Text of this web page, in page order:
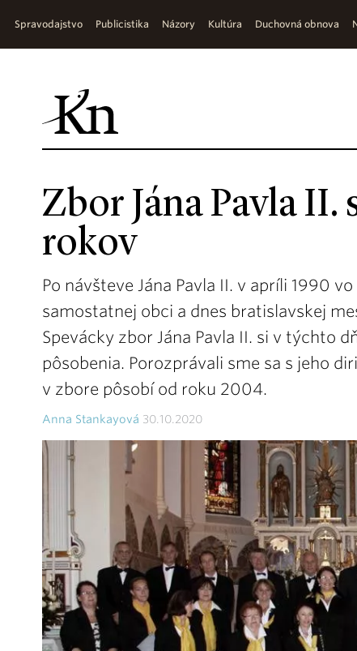
Spravodajstvo Publicistika Názory Kultúra Duchovná obnova
Zbor Jána Pavla II.
rokov
Po návšteve Jána Pavla II. v apríli 1990
samostatnej obci a dnes bratislavskej
Spevácky zbor Jána Pavla II. si v týchto
pôsobenia. Porozprávali sme sa s jeho
v zbore pôsobí od roku 2004.
Anna Stankayová 30.10.2020